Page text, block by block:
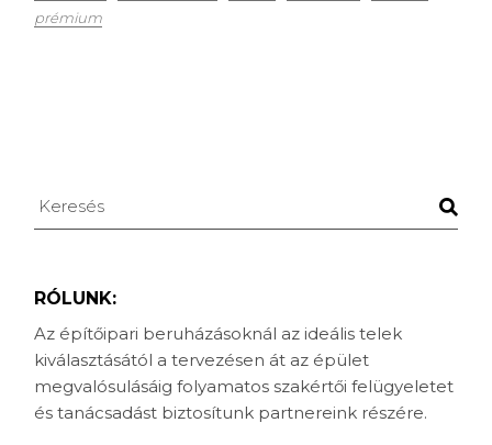
prémium
Keresés
RÓLUNK:
Az építőipari beruházásoknál az ideális telek
kiválasztásától a tervezésen át az épület
megvalósulásáig folyamatos szakértői felügyeletet
és tanácsadást biztosítunk partnereink részére.